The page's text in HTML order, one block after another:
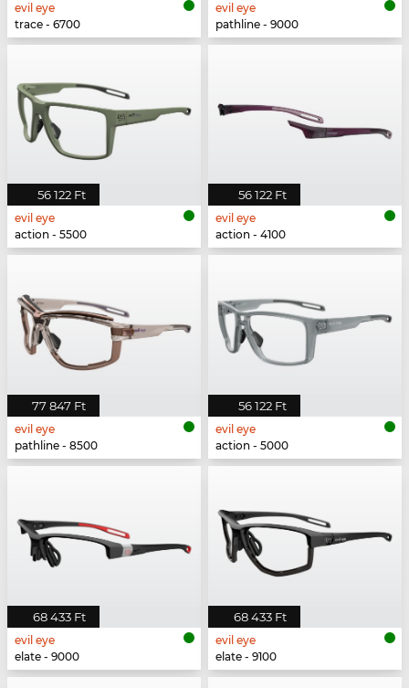
evil eye
trace - 6700
evil eye
pathline - 9000
56 122 Ft
evil eye
action - 5500
56 122 Ft
evil eye
action - 4100
77 847 Ft
evil eye
pathline - 8500
56 122 Ft
evil eye
action - 5000
68 433 Ft
evil eye
elate - 9000
68 433 Ft
evil eye
elate - 9100